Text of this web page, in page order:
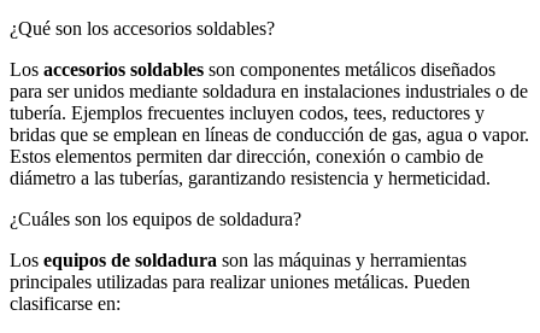
¿Qué son los accesorios soldables?
Los accesorios soldables son componentes metálicos diseñados
para ser unidos mediante soldadura en instalaciones industriales o de
tubería. Ejemplos frecuentes incluyen codos, tees, reductores y
bridas que se emplean en líneas de conducción de gas, agua o vapor.
Estos elementos permiten dar dirección, conexión o cambio de
diámetro a las tuberías, garantizando resistencia y hermeticidad.
¿Cuáles son los equipos de soldadura?
Los equipos de soldadura son las máquinas y herramientas
principales utilizadas para realizar uniones metálicas. Pueden
clasificarse en: